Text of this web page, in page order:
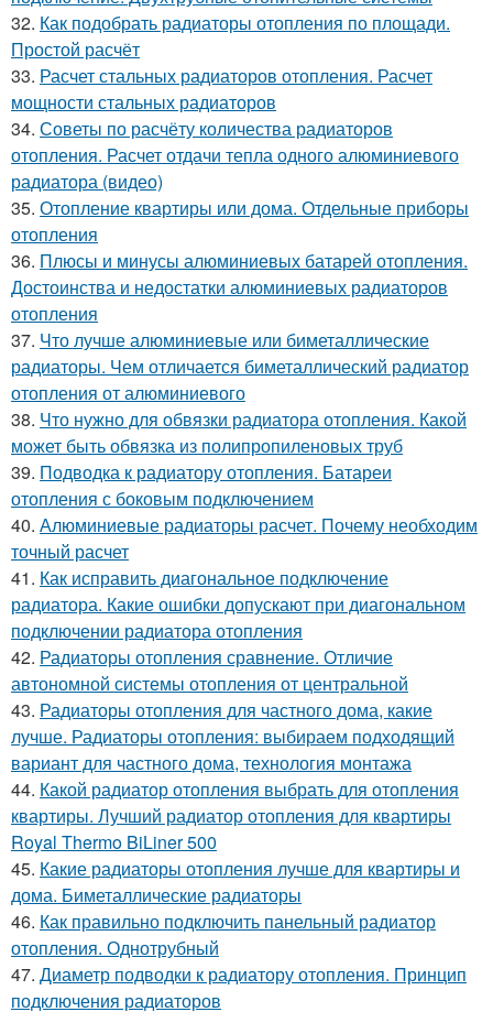
32. Как подобрать радиаторы отопления по площади.
Простой расчёт
33. Расчет стальных радиаторов отопления. Расчет
мощности стальных радиаторов
34. Советы по расчёту количества радиаторов
отопления. Расчет отдачи тепла одного алюминиевого
радиатора (видео)
35. Отопление квартиры или дома. Отдельные приборы
отопления
36. Плюсы и минусы алюминиевых батарей отопления.
Достоинства и недостатки алюминиевых радиаторов
отопления
37. Что лучше алюминиевые или биметаллические
радиаторы. Чем отличается биметаллический радиатор
отопления от алюминиевого
38. Что нужно для обвязки радиатора отопления. Какой
может быть обвязка из полипропиленовых труб
39. Подводка к радиатору отопления. Батареи
отопления с боковым подключением
40. Алюминиевые радиаторы расчет. Почему необходим
точный расчет
41. Как исправить диагональное подключение
радиатора. Какие ошибки допускают при диагональном
подключении радиатора отопления
42. Радиаторы отопления сравнение. Отличие
автономной системы отопления от центральной
43. Радиаторы отопления для частного дома, какие
лучше. Радиаторы отопления: выбираем подходящий
вариант для частного дома, технология монтажа
44. Какой радиатор отопления выбрать для отопления
квартиры. Лучший радиатор отопления для квартиры
Royal Thermo BiLiner 500
45. Какие радиаторы отопления лучше для квартиры и
дома. Биметаллические радиаторы
46. Как правильно подключить панельный радиатор
отопления. Однотрубный
47. Диаметр подводки к радиатору отопления. Принцип
подключения радиаторов